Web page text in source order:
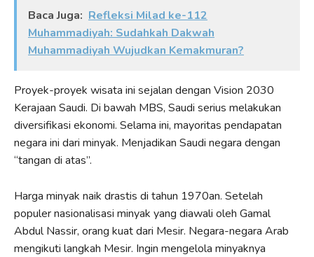
Baca Juga: Refleksi Milad ke-112
Muhammadiyah: Sudahkah Dakwah
Muhammadiyah Wujudkan Kemakmuran?
Proyek-proyek wisata ini sejalan dengan Vision 2030
Kerajaan Saudi. Di bawah MBS, Saudi serius melakukan
diversifikasi ekonomi. Selama ini, mayoritas pendapatan
negara ini dari minyak. Menjadikan Saudi negara dengan
“tangan di atas”.
Harga minyak naik drastis di tahun 1970an. Setelah
populer nasionalisasi minyak yang diawali oleh Gamal
Abdul Nassir, orang kuat dari Mesir. Negara-negara Arab
mengikuti langkah Mesir. Ingin mengelola minyaknya